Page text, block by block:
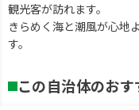
観光客が訪れます。
きらめく海と潮風が心地
す。
この自治体のお